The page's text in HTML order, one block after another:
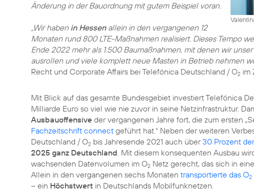
Änderung in der Bauordnung mit gutem Beispiel voran.
„Wir haben in Hessenallein in den vergangenen 12
Monaten rund 800 LTE-Maßnahmen realisiert. Dieses Tempo
Ende 2022 mehr als 1.500 Baumaßnahmen, mit denen wir
ausrollen und viele komplett neue Masten in Betrieb nehmen
Recht und Corporate Affairs bei Telefónica Deutschland / O2 im
Mit Blick auf das gesamte Bundesgebiet investiert Telefónica
Milliarde Euro so viel wie nie zuvor in seine Netzinfrastruktur.
Ausbauoffensive der vergangenen Jahre fort, die zum ersten
Fachzeitschrift connect geführt hat.* Neben der weiteren
Deutschland / O2 bis Jahresende 2021 auch über30 Prozent
2025 ganz Deutschland. Mit diesem konsequenten Ausbau
wachsenden Datenvolumen im O2 Netz gerecht, das sich in
Allein in den vergangenen sechs Monaten transportierte das O2
– ein Höchstwert in Deutschlands Mobilfunknetzen.